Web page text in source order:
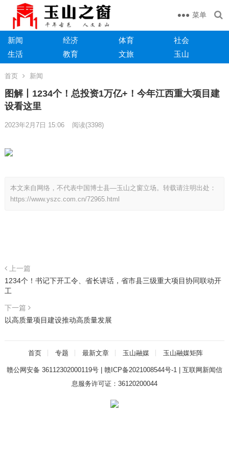
菜单
新闻 经济 体育
社会
生活
教育 文旅 玉山
首页 新闻
图解丨1234个！总投资1万亿+！今年江西重大项目建
设看这里
2023年2月7日 15:06 阅读(3398)
本文来自网络，不代表中国博士县—玉山之窗立场。转载请注明出处：
https://www.yszc.com.cn/72965.html
上一篇
1234个！书记下开工令、省长讲话，省市县三级重大项目协同联动开
工
下一篇
以高质量项目建设推动高质量发展
首页 专题 最新文章 玉山融媒 玉山融媒矩阵
赣公网安备 36112302000119号| 赣ICP备2021008544号-1| 互联网新闻信
息服务许可证：36120200044